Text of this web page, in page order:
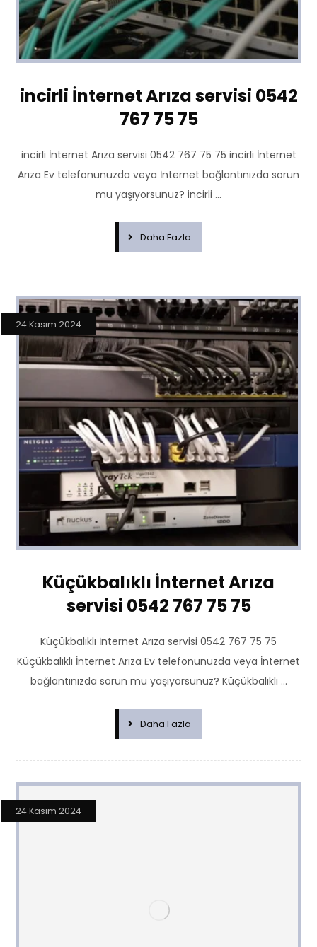
incirli İnternet Arıza servisi 0542
767 75 75
incirli İnternet Arıza servisi 0542 767 75 75 incirli İnternet
Arıza Ev telefonunuzda veya İnternet bağlantınızda sorun
mu yaşıyorsunuz? incirli ...
Daha Fazla
Küçükbalıklı İnternet Arıza
servisi 0542 767 75 75
24 Kasım 2024
Küçükbalıklı İnternet Arıza servisi 0542 767 75 75
Küçükbalıklı İnternet Arıza Ev telefonunuzda veya İnternet
bağlantınızda sorun mu yaşıyorsunuz? Küçükbalıklı ...
Daha Fazla
24 Kasım 2024